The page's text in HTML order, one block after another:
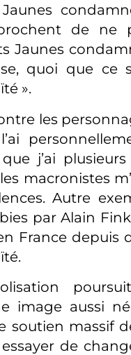
de ne
Jaunes
quoi que ce
».
les
j’ai
macronistes
Autre
par Alain
France depuis
image aussi
soutien massif
de